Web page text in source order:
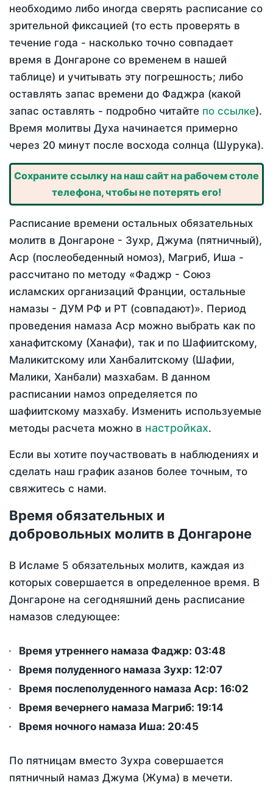
необходимо либо иногда сверять расписание со
зрительной фиксацией (то есть проверять в
течение года - насколько точно совпадает
время в Донгароне со временем в нашей
таблице) и учитывать эту погрешность; либо
оставлять запас времени до Фаджра (какой
запас оставлять - подробно читайте по ссылке).
Время молитвы Духа начинается примерно
через 20 минут после восхода солнца (Шурука).
Сохраните ссылку на наш сайт на рабочем столе
телефона, чтобы не потерять его!
Расписание времени остальных обязательных
молитв в Донгароне - Зухр, Джума (пятничный),
Аср (послеобеденный номоз), Магриб, Иша -
рассчитано по методу «Фаджр - Союз
исламских организаций Франции, остальные
намазы - ДУМ РФ и РТ (совпадают)». Период
проведения намаза Аср можно выбрать как по
ханафитскому (Ханафи), так и по Шафиитскому,
Маликитскому или Ханбалитскому (Шафии,
Малики, Ханбали) мазхабам. В данном
расписании намоз определяется по
шафиитскому мазхабу. Изменить используемые
методы расчета можно в настройках.
Если вы хотите поучаствовать в наблюдениях и
сделать наш график азанов более точным, то
свяжитесь с нами.
Время обязательных и
добровольных молитв в Донгароне
В Исламе 5 обязательных молитв, каждая из
которых совершается в определенное время. В
Донгароне на сегодняшний день расписание
намазов следующее:
Время утреннего намаза Фаджр: 03:48
Время полуденного намаза Зухр: 12:07
Время послеполуденного намаза Аср: 16:02
Время вечернего намаза Магриб: 19:14
Время ночного намаза Иша: 20:45
По пятницам вместо Зухра совершается
пятничный намаз Джума (Жума) в мечети.